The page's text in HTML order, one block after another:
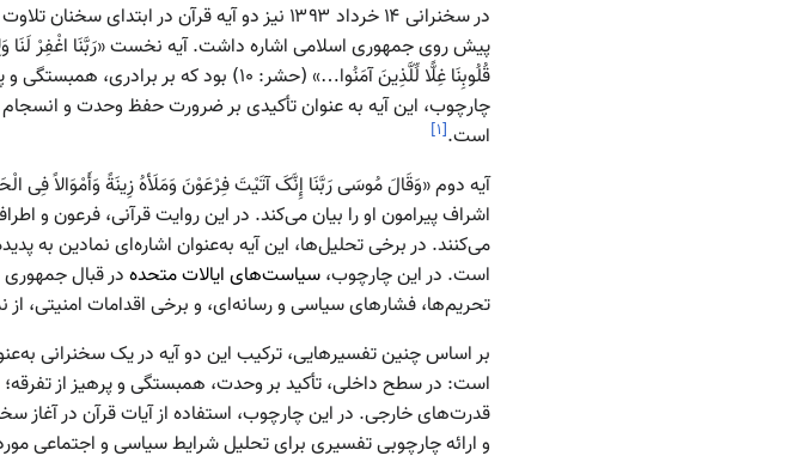
در سخنرانی ۱۴ خرداد ۱۳۹۳ نیز دو آیه قرآن در
پیش روی جمهوری اسلامی اشاره داشت. آیه نخست «رَبَّنَا اغْفِرْ لَنَا
قُلُوبِنَا غِلًّا لِّلَّذِینَ آمَنُوا…» (حشر: ۱۰) بود که بر
چارچوب، این آیه به عنوان تأکیدی بر ضرورت حفظ وحدت و
است.[۱]
آیه دوم «وَقَالَ مُوسَى رَبَّنَا إِنَّکَ آتَیْتَ فِرْعَوْنَ وَمَلَأهُ زِینَةً وَأَمْوَالاً فِی الْحَیَاةِ
اشراف پیرامون او را بیان می‌کند. در این روایت قرآنی، فرعون و
می‌کنند. در برخی تحلیل‌ها، این آیه به‌عنوان اشاره‌ای نمادین به
است. در این چارچوب، سیاست‌های ایالات متحده در قبال جمهوری
تحریم‌ها، فشارهای سیاسی و رسانه‌ای، و برخی اقدامات امنیتی،
بر اساس چنین تفسیرهایی، ترکیب این دو آیه در یک سخنرانی
است: در سطح داخلی، تأکید بر وحدت، همبستگی و پرهیز از تفرقه؛
قدرت‌های خارجی. در این چارچوب، استفاده از آیات قرآن در آغاز
و ارائه چارچوبی تفسیری برای تحلیل شرایط سیاسی و اجتماعی